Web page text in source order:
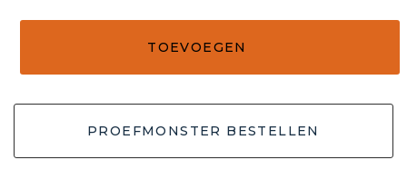
1
7.3
crème
30x30
aantal
TOEVOEGEN
PROEFMONSTER BESTELLEN